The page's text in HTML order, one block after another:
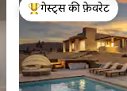
गेस्ट्स का टॉप फ़ेवरेट
गेस्ट्स की फ़ेवरेट